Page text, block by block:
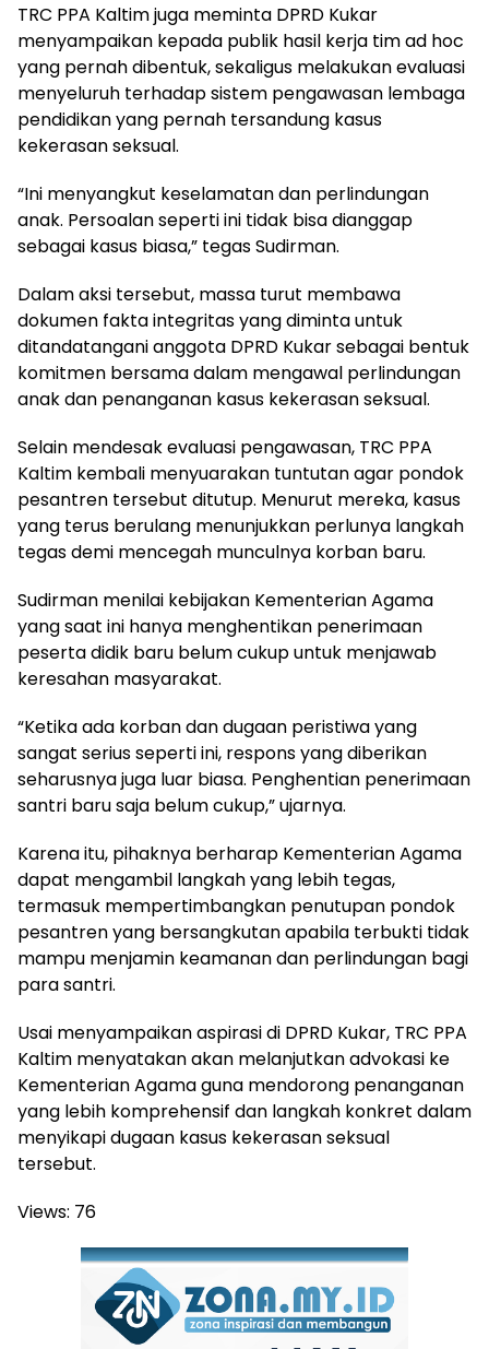
TRC PPA Kaltim juga meminta DPRD Kukar
menyampaikan kepada publik hasil kerja tim ad hoc
yang pernah dibentuk, sekaligus melakukan evaluasi
menyeluruh terhadap sistem pengawasan lembaga
pendidikan yang pernah tersandung kasus
kekerasan seksual.
“Ini menyangkut keselamatan dan perlindungan
anak. Persoalan seperti ini tidak bisa dianggap
sebagai kasus biasa,” tegas Sudirman.
Dalam aksi tersebut, massa turut membawa
dokumen fakta integritas yang diminta untuk
ditandatangani anggota DPRD Kukar sebagai bentuk
komitmen bersama dalam mengawal perlindungan
anak dan penanganan kasus kekerasan seksual.
Selain mendesak evaluasi pengawasan, TRC PPA
Kaltim kembali menyuarakan tuntutan agar pondok
pesantren tersebut ditutup. Menurut mereka, kasus
yang terus berulang menunjukkan perlunya langkah
tegas demi mencegah munculnya korban baru.
Sudirman menilai kebijakan Kementerian Agama
yang saat ini hanya menghentikan penerimaan
peserta didik baru belum cukup untuk menjawab
keresahan masyarakat.
“Ketika ada korban dan dugaan peristiwa yang
sangat serius seperti ini, respons yang diberikan
seharusnya juga luar biasa. Penghentian penerimaan
santri baru saja belum cukup,” ujarnya.
Karena itu, pihaknya berharap Kementerian Agama
dapat mengambil langkah yang lebih tegas,
termasuk mempertimbangkan penutupan pondok
pesantren yang bersangkutan apabila terbukti tidak
mampu menjamin keamanan dan perlindungan bagi
para santri.
Usai menyampaikan aspirasi di DPRD Kukar, TRC PPA
Kaltim menyatakan akan melanjutkan advokasi ke
Kementerian Agama guna mendorong penanganan
yang lebih komprehensif dan langkah konkret dalam
menyikapi dugaan kasus kekerasan seksual
tersebut.
Views: 76